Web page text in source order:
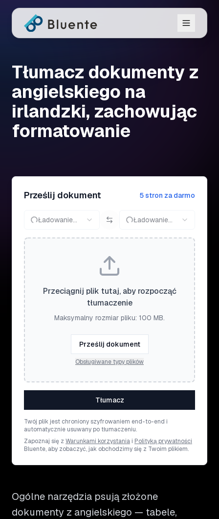
Tłumacz dokumenty z
angielskiego na
irlandzki, zachowując
formatowanie
Prześlij dokument 5 stron za darmo
Ładowanie... Ładowanie...
Przeciągnij plik tutaj, aby rozpocząć
tłumaczenie
Maksymalny rozmiar pliku: 100 MB.
Prześlij dokument
Obsługiwane typy plików
Tłumacz
Twój plik jest chroniony szyfrowaniem end-to-end i
automatycznie usuwany po tłumaczeniu.
Zapoznaj się z Warunkami korzystania i Polityką prywatności
Bluente, aby zobaczyć, jak obchodzimy się z Twoim plikiem.
Ogólne narzędzia psują złożone
dokumenty z angielskiego — tabele,